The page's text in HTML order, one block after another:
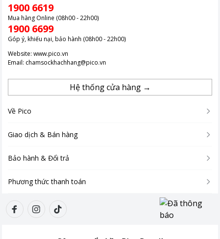
1900 6619
Mua hàng Online (08h00 - 22h00)
1900 6699
Góp ý, khiếu nại, bảo hành (08h00 - 22h00)
Website: www.pico.vn
Email: chamsockhachhang@pico.vn
Hệ thống cửa hàng →
Về Pico
Giao dịch & Bán hàng
Bảo hành & Đổi trả
Phương thức thanh toán